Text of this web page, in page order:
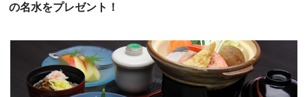
の名水をプレゼント！